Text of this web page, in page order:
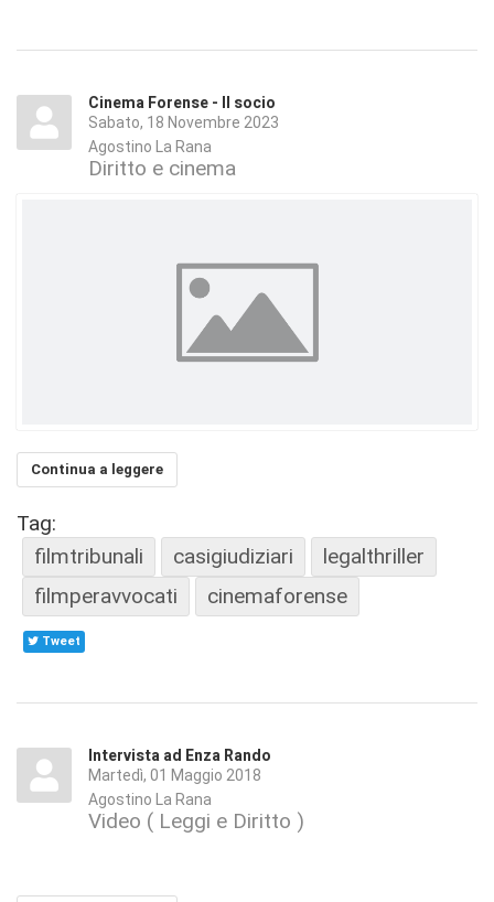
Cinema Forense - Il socio
Sabato, 18 Novembre 2023
Agostino La Rana
Diritto e cinema
Continua a leggere
Tag:
filmtribunali
casigiudiziari
legalthriller
filmperavvocati
cinemaforense
Tweet
Intervista ad Enza Rando
Martedì, 01 Maggio 2018
Agostino La Rana
Video ( Leggi e Diritto )